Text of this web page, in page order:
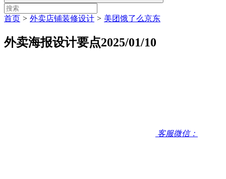
首页 > 外卖店铺装修设计 > 美团饿了么京东
外卖海报设计要点2025/01/10
客服微信：